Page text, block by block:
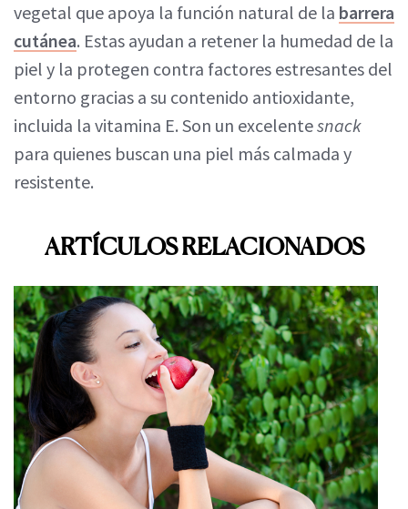
vegetal que apoya la función natural de la barrera
cutánea. Estas ayudan a retener la humedad de la
piel y la protegen contra factores estresantes del
entorno gracias a su contenido antioxidante,
incluida la vitamina E. Son un excelentesnack
para quienes buscan una piel más calmada y
resistente.
ARTÍCULOS RELACIONADOS